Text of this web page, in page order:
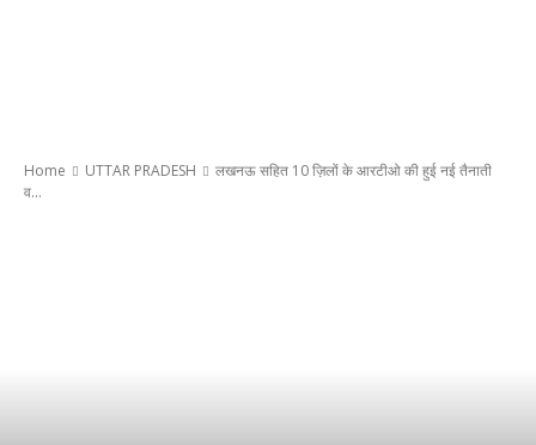
Home UTTAR PRADESH
लखनऊ सहित 10 ज़िलों के आरटीओ की हुई नई तैनाती
व...